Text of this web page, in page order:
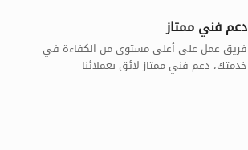
دعم فني ممتاز
فريق عمل على أعلى مستوى من الكفاءة في
خدمتك، دعم فني ممتاز لائق بعملائنا